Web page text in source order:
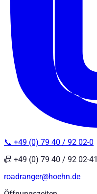
📞 +49 (0) 79 40 / 92 02-0
📠 +49 (0) 79 40 / 92 02-41
roadranger@hoehn.de